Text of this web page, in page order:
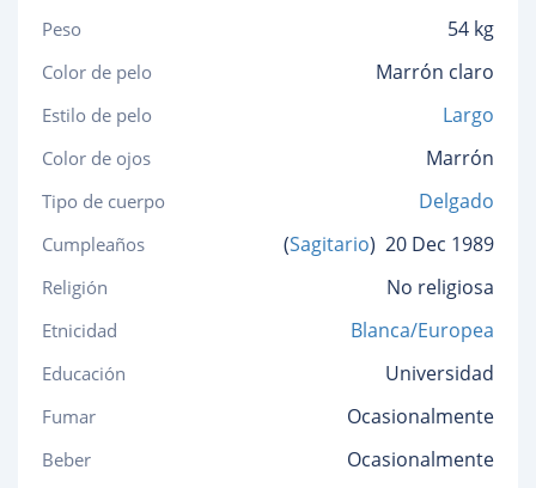
Peso 54 kg
Color de pelo Marrón claro
Estilo de pelo Largo
Color de ojos Marrón
Tipo de cuerpo Delgado
Cumpleaños (Sagitario) 20 Dec 1989
Religión No religiosa
Etnicidad Blanca/Europea
Educación Universidad
Fumar Ocasionalmente
Beber Ocasionalmente